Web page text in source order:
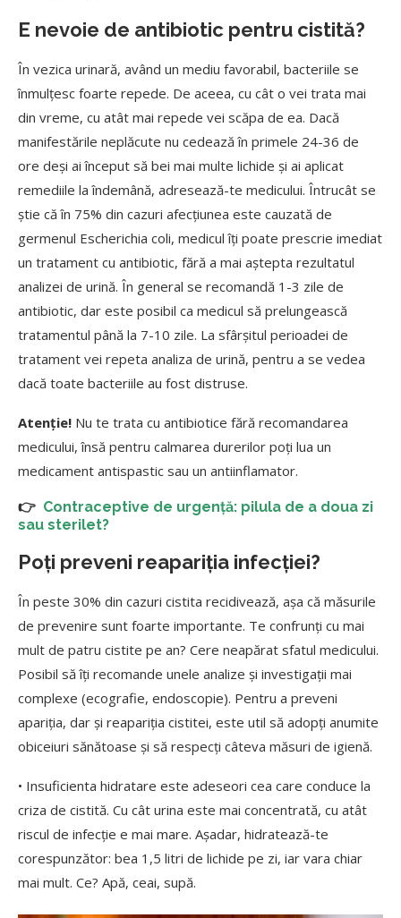
E nevoie de antibiotic pentru cistită?
În vezica urinară, având un mediu favorabil, bacteriile se
înmulțesc foarte repede. De aceea, cu cât o vei trata mai
din vreme, cu atât mai repede vei scăpa de ea. Dacă
manifestările neplăcute nu cedează în primele 24-36 de
ore deși ai început să bei mai multe lichide și ai aplicat
remediile la îndemână, adresează-te medicului. Întrucât se
știe că în 75% din cazuri afecțiunea este cauzată de
germenul Escherichia coli, medicul îți poate prescrie imediat
un tratament cu antibiotic, fără a mai aștepta rezultatul
analizei de urină. În general se recomandă 1-3 zile de
antibiotic, dar este posibil ca medicul să prelungească
tratamentul până la 7-10 zile. La sfârșitul perioadei de
tratament vei repeta analiza de urină, pentru a se vedea
dacă toate bacteriile au fost distruse.
Atenție! Nu te trata cu antibiotice fără recomandarea
medicului, însă pentru calmarea durerilor poți lua un
medicament antispastic sau un antiinflamator.
👉 Contraceptive de urgență: pilula de a doua zi
sau sterilet?
Poți preveni reapariția infecției?
În peste 30% din cazuri cistita recidivează, așa că măsurile
de prevenire sunt foarte importante. Te confrunți cu mai
mult de patru cistite pe an? Cere neapărat sfatul medicului.
Posibil să îți recomande unele analize și investigații mai
complexe (ecografie, endoscopie). Pentru a preveni
apariția, dar şi reapariția cistitei, este util să adopți anumite
obiceiuri sănătoase şi să respecți câteva măsuri de igienă.
• Insuficienta hidratare este adeseori cea care conduce la
criza de cistită. Cu cât urina este mai concentrată, cu atât
riscul de infecție e mai mare. Așadar, hidratează-te
corespunzător: bea 1,5 litri de lichide pe zi, iar vara chiar
mai mult. Ce? Apă, ceai, supă.